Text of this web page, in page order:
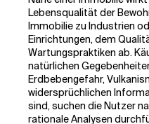
Lebensqualität der
Immobilie zu Industrien
Einrichtungen, dem
Wartungspraktiken ab.
natürlichen
Erdbebengefahr,
widersprüchlichen
sind, suchen die Nutzer
rationale Analysen